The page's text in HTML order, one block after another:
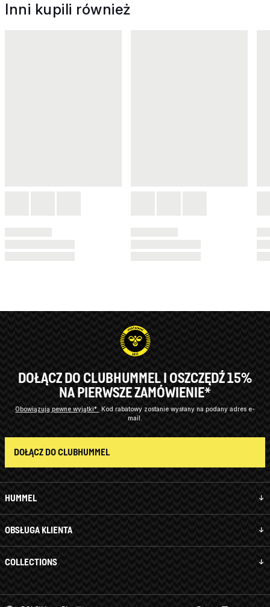
Inni kupili również
HUMMEL
OBSŁUGA KLIENTA
COLLECTIONS
DOŁĄCZ DO CLUBHUMMEL I OSZCZĘDŹ 15%
NA PIERWSZE ZAMÓWIENIE*
Obowiązują pewne wyjątki* Kod rabatowy zostanie wysłany na podany adres e-
mail.
DOŁĄCZ DO CLUBHUMMEL